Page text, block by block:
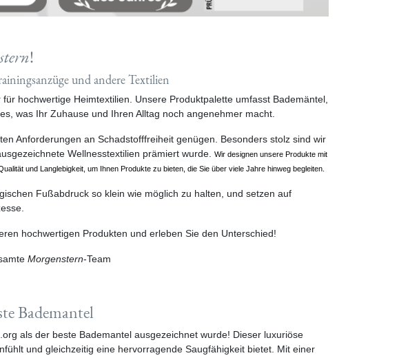
!
und andere Textilien
hochwertige Heimtextilien. Unsere Produktpalette umfasst Bademäntel,
was Ihr Zuhause und Ihren Alltag noch angenehmer macht.
Anforderungen an Schadstofffreiheit genügen. Besonders stolz sind wir
Wellnesstextilien prämiert wurde.
Wir designen unsere Produkte mit
und Langlebigkeit, um Ihnen Produkte zu bieten, die Sie über viele Jahre hinweg begleiten.
Fußabdruck so klein wie möglich zu halten, und setzen auf
hochwertigen Produkten und erleben Sie den Unterschied!
Morgenstern-Team
Bademantel
als der beste Bademantel ausgezeichnet wurde! Dieser luxuriöse
und gleichzeitig eine hervorragende Saugfähigkeit bietet. Mit einer